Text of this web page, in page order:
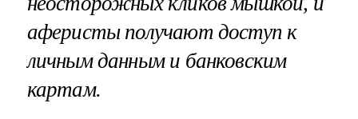
аферисты получают доступ к
личным данным и банковским
картам.